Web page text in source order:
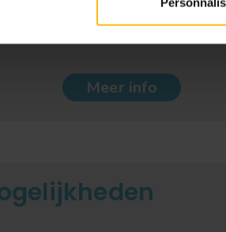
een diploma universitair
Meer info